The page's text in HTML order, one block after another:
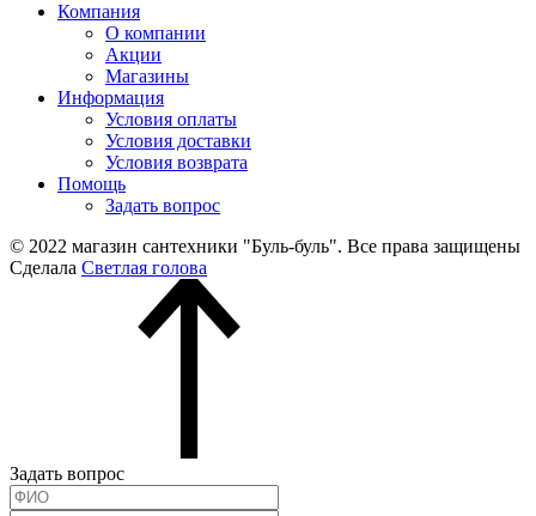
Компания
О компании
Акции
Магазины
Информация
Условия оплаты
Условия доставки
Условия возврата
Помощь
Задать вопрос
© 2022 магазин сантехники "Буль-буль". Все права защищены
Сделала Светлая голова
Задать вопрос